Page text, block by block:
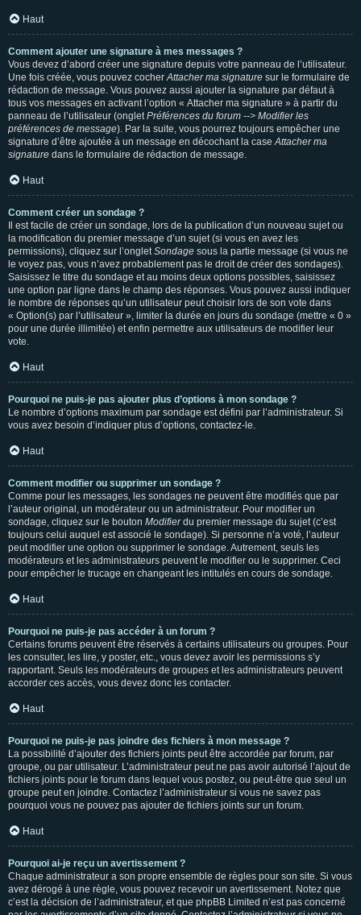
Haut
Comment ajouter une signature à mes messages ?
Vous devez d’abord créer une signature depuis votre panneau de l’utilisateur.
Une fois créée, vous pouvez cocherAttacher ma signature sur le formulaire de
rédaction de message. Vous pouvez aussi ajouter la signature par défaut à
tous vos messages en activant l’option « Attacher ma signature » à partir du
panneau de l’utilisateur (ongletPréférences du forum --> Modifier les
préférences de message). Par la suite, vous pourrez toujours empêcher une
signature d’être ajoutée à un message en décochant la caseAttacher ma
signature dans le formulaire de rédaction de message.
Haut
Comment créer un sondage ?
Il est facile de créer un sondage, lors de la publication d’un nouveau sujet ou
la modification du premier message d’un sujet (si vous en avez les
permissions), cliquez sur l’ongletSondage sous la partie message (si vous ne
le voyez pas, vous n’avez probablement pas le droit de créer des sondages).
Saisissez le titre du sondage et au moins deux options possibles, saisissez
une option par ligne dans le champ des réponses. Vous pouvez aussi indiquer
le nombre de réponses qu’un utilisateur peut choisir lors de son vote dans
« Option(s) par l’utilisateur », limiter la durée en jours du sondage (mettre « 0 »
pour une durée illimitée) et enfin permettre aux utilisateurs de modifier leur
vote.
Haut
Pourquoi ne puis-je pas ajouter plus d’options à mon sondage ?
Le nombre d’options maximum par sondage est défini par l’administrateur. Si
vous avez besoin d’indiquer plus d’options, contactez-le.
Haut
Comment modifier ou supprimer un sondage ?
Comme pour les messages, les sondages ne peuvent être modifiés que par
l’auteur original, un modérateur ou un administrateur. Pour modifier un
sondage, cliquez sur le bouton Modifierdu premier message du sujet (c’est
toujours celui auquel est associé le sondage). Si personne n’a voté, l’auteur
peut modifier une option ou supprimer le sondage. Autrement, seuls les
modérateurs et les administrateurs peuvent le modifier ou le supprimer. Ceci
pour empêcher le trucage en changeant les intitulés en cours de sondage.
Haut
Pourquoi ne puis-je pas accéder à un forum ?
Certains forums peuvent être réservés à certains utilisateurs ou groupes. Pour
les consulter, les lire, y poster, etc., vous devez avoir les permissions s’y
rapportant. Seuls les modérateurs de groupes et les administrateurs peuvent
accorder ces accès, vous devez donc les contacter.
Haut
Pourquoi ne puis-je pas joindre des fichiers à mon message ?
La possibilité d’ajouter des fichiers joints peut être accordée par forum, par
groupe, ou par utilisateur. L’administrateur peut ne pas avoir autorisé l’ajout de
fichiers joints pour le forum dans lequel vous postez, ou peut-être que seul un
groupe peut en joindre. Contactez l’administrateur si vous ne savez pas
pourquoi vous ne pouvez pas ajouter de fichiers joints sur un forum.
Haut
Pourquoi ai-je reçu un avertissement ?
Chaque administrateur a son propre ensemble de règles pour son site. Si vous
avez dérogé à une règle, vous pouvez recevoir un avertissement. Notez que
c’est la décision de l’administrateur, et que phpBB Limited n’est pas concerné